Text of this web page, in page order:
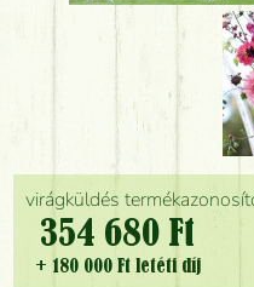
virágküldés
354 680 Ft
+ 180 000 Ft letéti díj